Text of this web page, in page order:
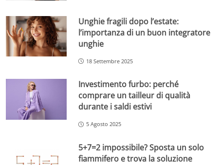
Unghie fragili dopo l’estate:
l’importanza di un buon integratore
unghie
18 Settembre 2025
Investimento furbo: perché
comprare un tailleur di qualità
durante i saldi estivi
5 Agosto 2025
5+7=2 impossibile? Sposta un solo
fiammifero e trova la soluzione